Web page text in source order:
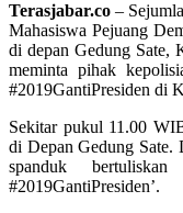
Terasjabar.co –
Mahasiswa Pejuang
di depan Gedung Sate,
meminta pihak
#2019GantiPresiden di
Sekitar pukul 11.00
di Depan Gedung Sate.
spanduk
#2019GantiPresiden’.